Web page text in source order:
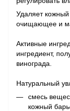
Удаляет
очищающее и
Активные
ингредиент,
винограда.
Натуральный
смесь
кожный